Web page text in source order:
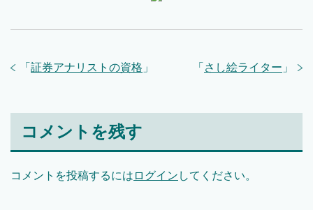
「 さし絵ライター 」
「 証券アナリストの資格 」
コメントを残す
コメントを投稿するには ログイン してください。